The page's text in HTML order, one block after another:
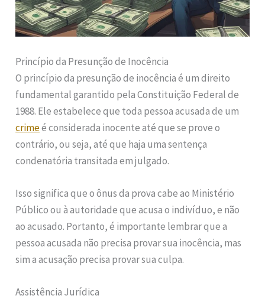
Princípio da Presunção de Inocência
O princípio da presunção de inocência é um direito
fundamental garantido pela Constituição Federal de
1988. Ele estabelece que toda pessoa acusada de um
crimeé considerada inocente até que se prove o
contrário, ou seja, até que haja uma sentença
condenatória transitada em julgado.
Isso significa que o ônus da prova cabe ao Ministério
Público ou à autoridade que acusa o indivíduo, e não
ao acusado. Portanto, é importante lembrar que a
pessoa acusada não precisa provar sua inocência, mas
sim a acusação precisa provar sua culpa.
Assistência Jurídica